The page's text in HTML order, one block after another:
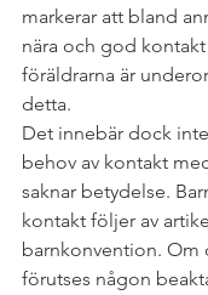
markerar att bland
nära och god
föräldrarna är
detta.
Det innebär dock
behov av kontakt
saknar betydelse.
kontakt följer av
barnkonvention. Om
förutses någon